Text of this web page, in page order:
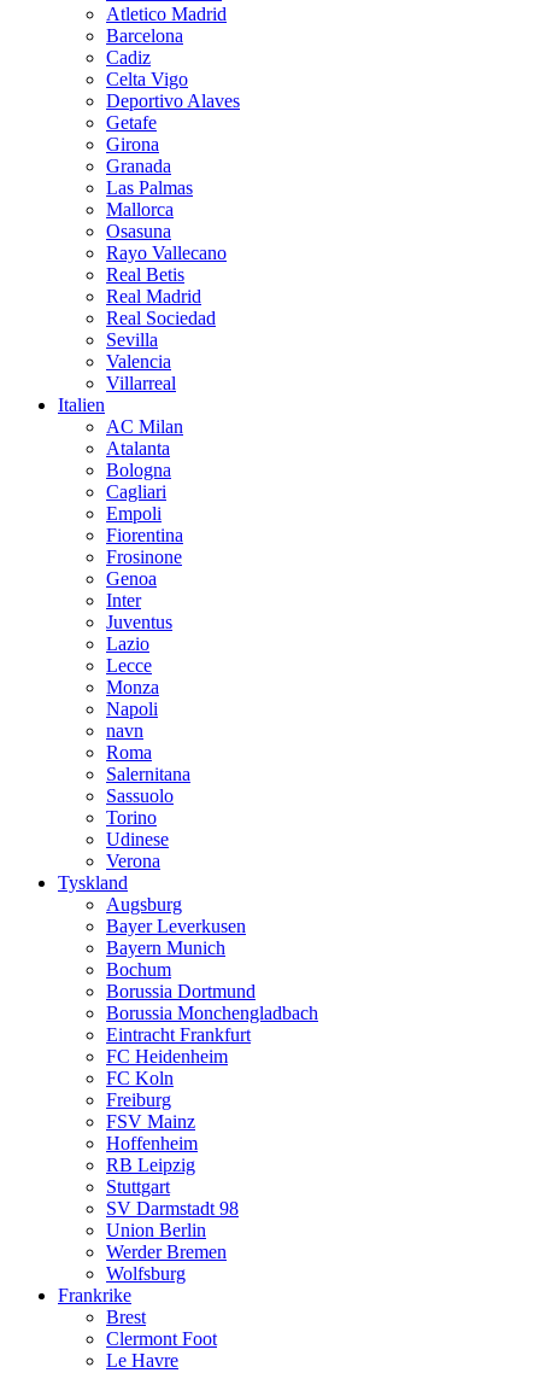
Atletico Madrid
Barcelona
Cadiz
Celta Vigo
Deportivo Alaves
Getafe
Girona
Granada
Las Palmas
Mallorca
Osasuna
Rayo Vallecano
Real Betis
Real Madrid
Real Sociedad
Sevilla
Valencia
Villarreal
Italien
AC Milan
Atalanta
Bologna
Cagliari
Empoli
Fiorentina
Frosinone
Genoa
Inter
Juventus
Lazio
Lecce
Monza
Napoli
navn
Roma
Salernitana
Sassuolo
Torino
Udinese
Verona
Tyskland
Augsburg
Bayer Leverkusen
Bayern Munich
Bochum
Borussia Dortmund
Borussia Monchengladbach
Eintracht Frankfurt
FC Heidenheim
FC Koln
Freiburg
FSV Mainz
Hoffenheim
RB Leipzig
Stuttgart
SV Darmstadt 98
Union Berlin
Werder Bremen
Wolfsburg
Frankrike
Brest
Clermont Foot
Le Havre